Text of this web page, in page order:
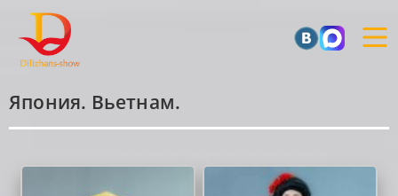
Япония. Вьетнам.